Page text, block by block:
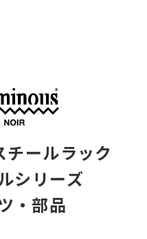
チールラック
シリーズ
・部品